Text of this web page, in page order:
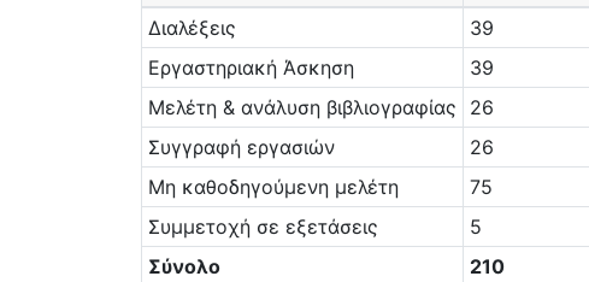
Διαλέξεις
39
Εργαστηριακή Άσκηση
39
Μελέτη & ανάλυση βιβλιογραφίας
26
Συγγραφή εργασιών
26
Μη καθοδηγούμενη μελέτη
75
Συμμετοχή σε εξετάσεις
5
Σύνολο
210